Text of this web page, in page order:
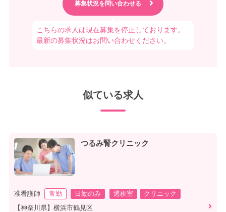
こちらの求人は現在募集を停止しております。
最新の募集状況はお問い合わせください。
似ている求人
つるみ腎クリニック
准看護師 常勤 日勤のみ 透析室
クリニック
【神奈川県】横浜市鶴見区